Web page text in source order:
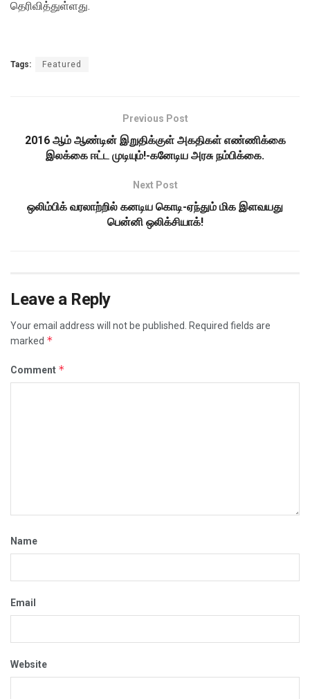
தெரிவித்துள்ளது.
Tags: Featured
Previous Post
2016 ஆம் ஆண்டின் இறுதிக்குள் அகதிகள் எண்ணிக்கை
இலக்கை ஈட்ட முடியும்!-கனேடிய அரசு நம்பிக்கை.
Next Post
ஒலிம்பிக் வரலாற்றில் கனடிய கொடி-ஏந்தும் மிக இளவயது
பென்னி ஒலிக்சியாக்!
Leave a Reply
Your email address will not be published.
Required fields are
marked *
Comment *
Name
Email
Website